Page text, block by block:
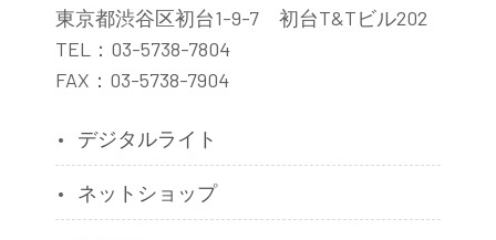
東京都渋谷区初台1-9-7 初台T&Tビル202
TEL：03-5738-7804
FAX：03-5738-7904
デジタルライト
ネットショップ